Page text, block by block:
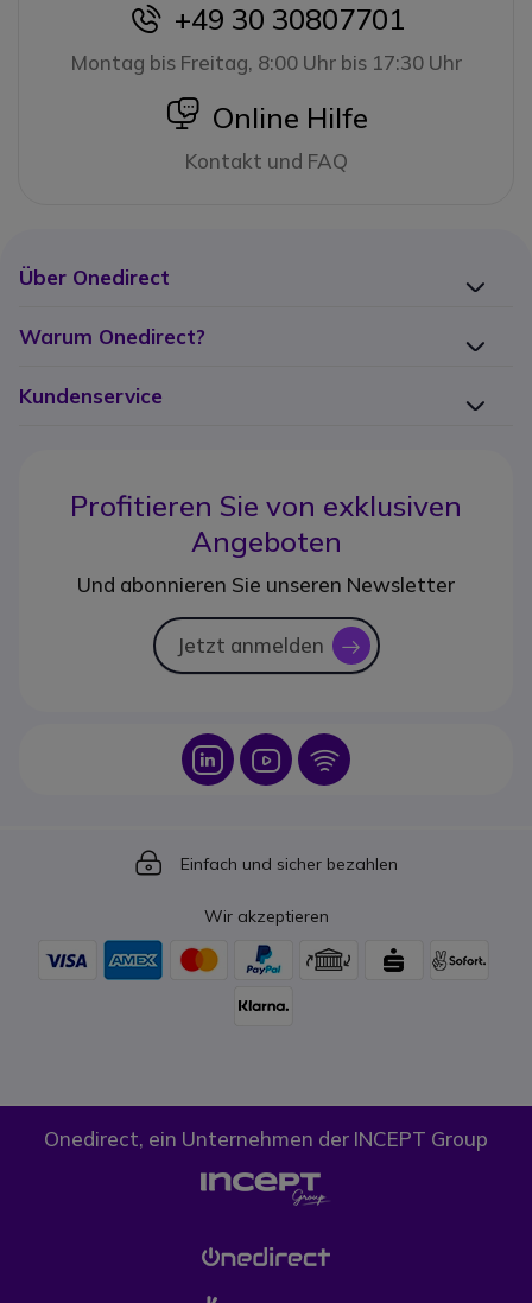
icon
+49 30 30807701
Montag bis Freitag, 8:00 Uhr bis 17:30 Uhr
icon
Online Hilfe
Kontakt und FAQ
Über Onedirect
Warum Onedirect?
Kundenservice
Profitieren Sie von exklusiven
Angeboten
Und abonnieren Sie unseren Newsletter
Jetzt anmelden icon
Icon Icon Icon
Icon
Einfach und sicher bezahlen
Wir akzeptieren
Onedirect, ein Unternehmen der INCEPT Group